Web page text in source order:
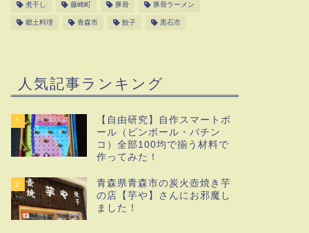
煮干し 藤崎町 豚骨 豚骨ラーメン
郷土料理 青森市 餃子 黒石市
人気記事ランキング
1
【自由研究】自作スマートボ
ール（ピンボール・パチン
コ）全部100均で揃う材料で
作ってみた！
2
青森県青森市の炭火壺焼き芋
の店【芋や】さんにお邪魔し
ました！